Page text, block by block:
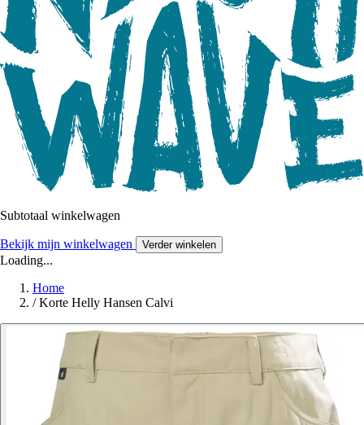
Subtotaal winkelwagen
Bekijk mijn winkelwagen Verder winkelen
Loading...
Home
/ Korte Helly Hansen Calvi